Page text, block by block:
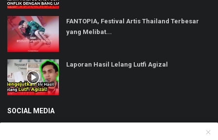
FANTOPIA, Festival Artis Thailand Terbesar
yang Melibat...
Laporan Hasil Lelang Lutfi Agizal
SOCIAL MEDIA